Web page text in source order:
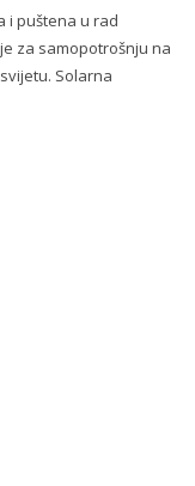
i puštena u rad
za samopotrošnju na
Solarna